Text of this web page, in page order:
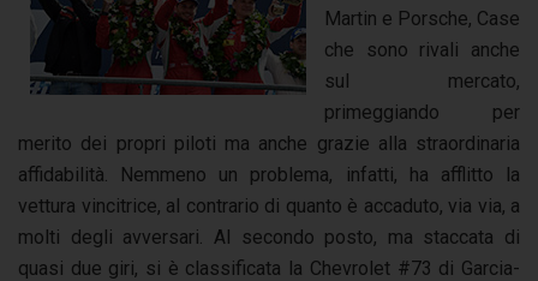
Martin e Porsche, Case
che sono rivali anche
sul mercato,
primeggiando per
merito dei propri piloti ma anche grazie alla straordinaria
affidabilità. Nemmeno un problema, infatti, ha afflitto la
vettura vincitrice, al contrario di quanto è accaduto, via via, a
molti degli avversari. Al secondo posto, ma staccata di
quasi due giri, si è classificata la Chevrolet #73 di Garcia-